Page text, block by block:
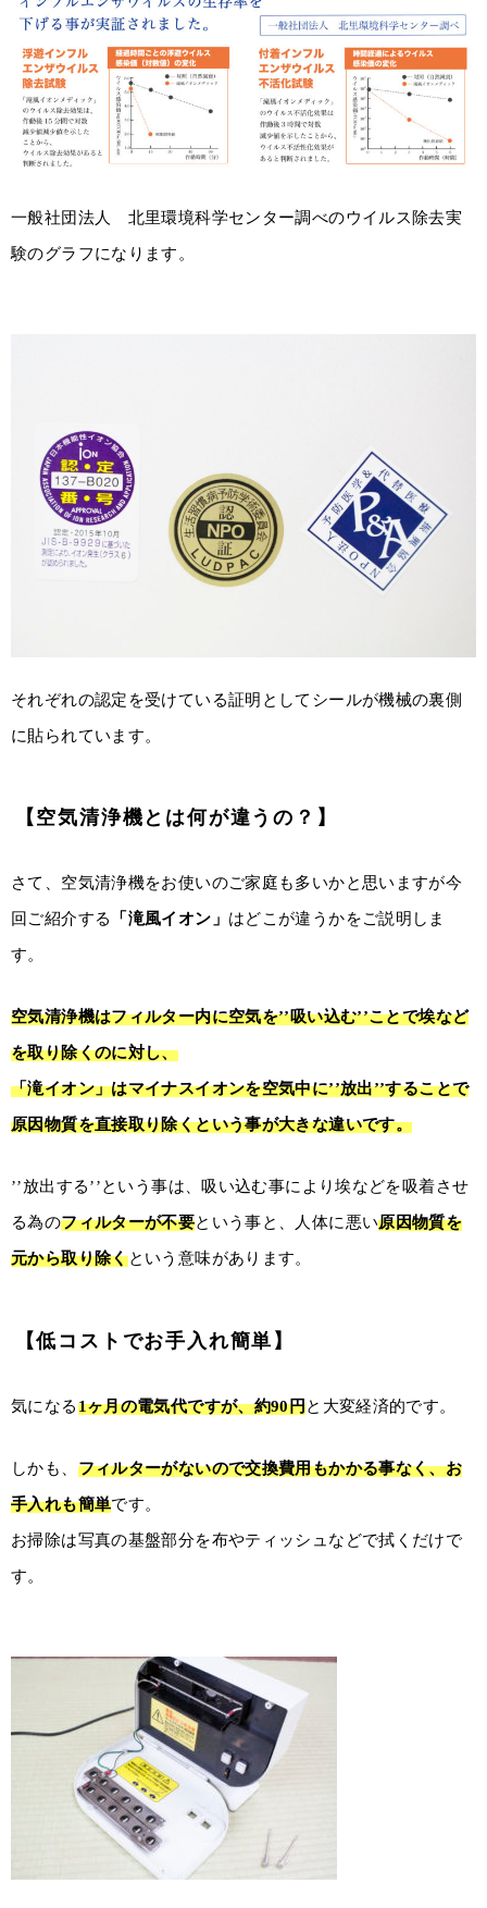
一般社団法人 北里環境科学センター調べのウイルス除去実
験のグラフになります。
それぞれの認定を受けている証明としてシールが機械の裏側
に貼られています。
【空気清浄機とは何が違うの？】
さて、空気清浄機をお使いのご家庭も多いかと思いますが今
回ご紹介する 「滝風イオン」 はどこが違うかをご説明しま
す。
空気清浄機はフィルター内に空気を’’吸い込む’’ことで埃など
を取り除くのに対し、
「滝イオン」はマイナスイオンを空気中に’’放出’’することで
原因物質を直接取り除くという事が大きな違いです。
’’放出する’’という事は、吸い込む事により埃などを吸着させ
る為のフィルターが不要という事と、人体に悪い原因物質を
元から取り除くという意味があります。
【低コストでお手入れ簡単】
気になる1ヶ月の電気代ですが、約90円と大変経済的です。
しかも、 フィルターがないので交換費用もかかる事なく、お
手入れも簡単です。
お掃除は写真の基盤部分を布やティッシュなどで拭くだけで
す。